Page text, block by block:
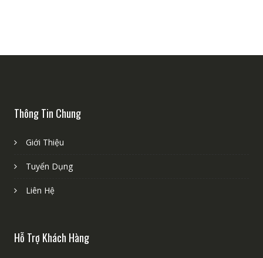
Thông Tin Chung
Giới Thiệu
Tuyển Dụng
Liên Hệ
Hỗ Trợ Khách Hàng